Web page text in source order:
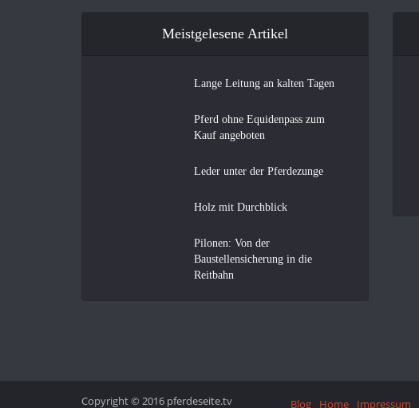
Meistgelesene Artikel
Lange Leitung an kalten Tagen
Pferd ohne Equidenpass zum
Kauf angeboten
Leder unter der Pferdezunge
Holz mit Durchblick
Pilonen: Von der
Baustellensicherung in die
Reitbahn
Copyright © 2016 pferdeseite.tv Blog Home Impressum